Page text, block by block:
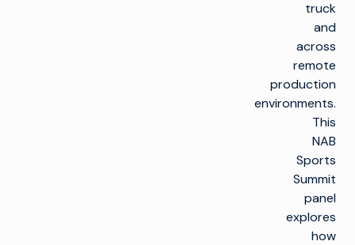
truck
and
across
remote
production
environments.
This
NAB
Sports
Summit
panel
explores
how